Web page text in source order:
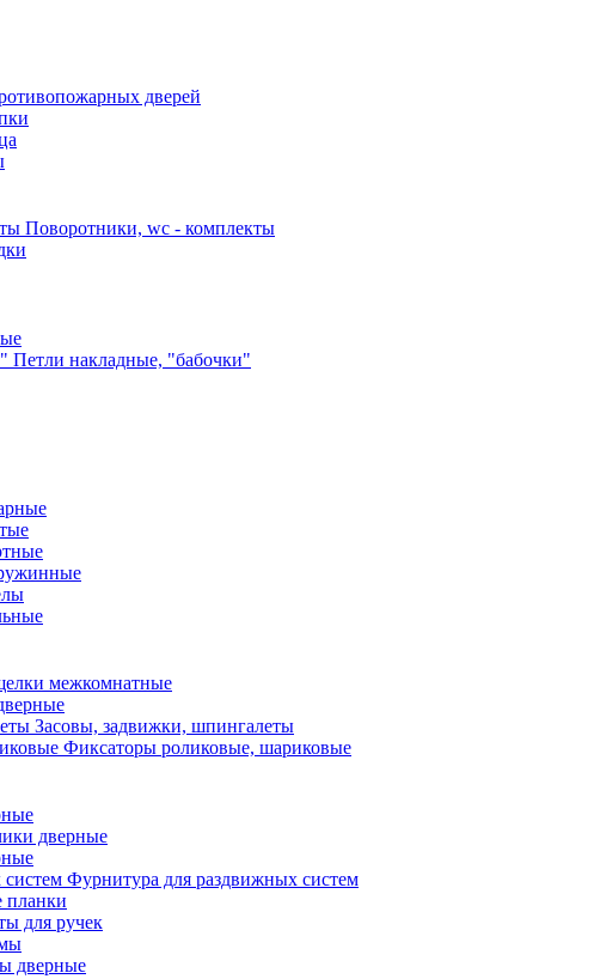
дверей
Поворотники, wc - комплекты
Петли накладные, "бабочки"
межкомнатные
Засовы, задвижки, шпингалеты
Фиксаторы роликовые, шариковые
дверные
Фурнитура для раздвижных систем
планки
для ручек
дверные